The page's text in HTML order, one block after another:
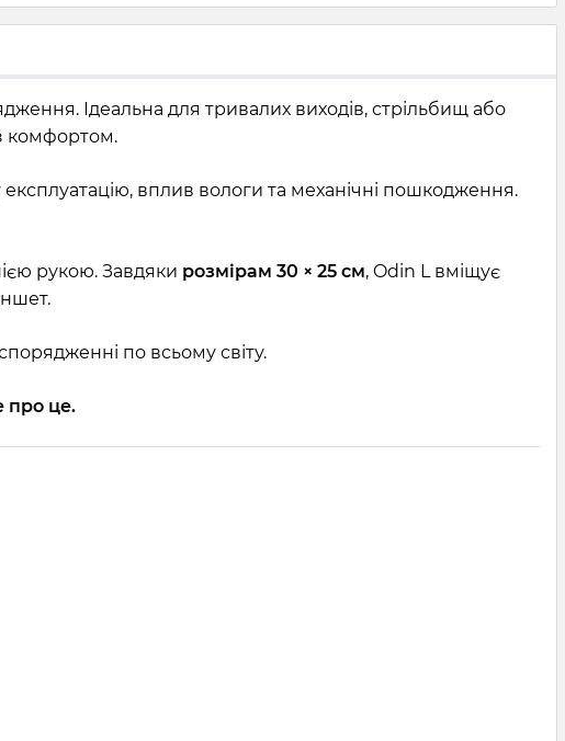
Ідеальна для тривалих виходів, стрільбищ або
комфортом.
вплив вологи та механічні пошкодження.
рукою. Завдяки розмірам 30 × 25 см, Odin L вміщує
по всьому світу.
про це.